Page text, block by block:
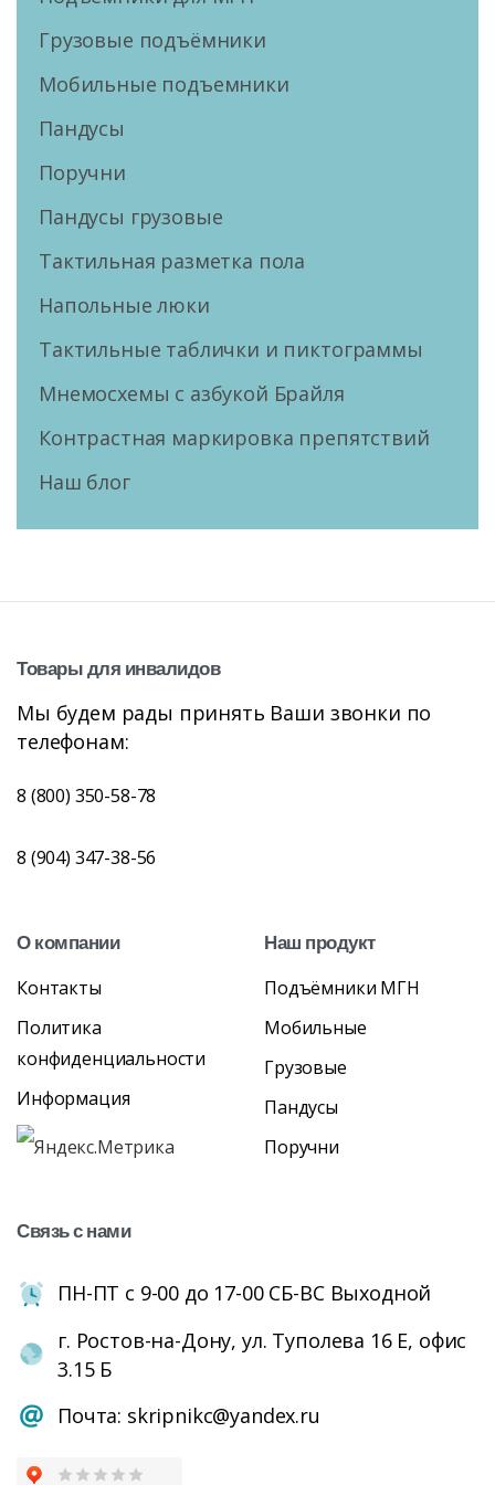
Грузовые подъёмники
Мобильные подъемники
Пандусы
Поручни
Пандусы грузовые
Тактильная разметка пола
Напольные люки
Тактильные таблички и пиктограммы
Мнемосхемы с азбукой Брайля
Контрастная маркировка препятствий
Наш блог
Товарыдля инвалидов
Мы будем рады принять Ваши звонки по
телефонам:
8 (800) 350-58-78
8 (904) 347-38-56
Окомпании
Контакты
Политика
конфиденциальности
Информация
Наш продукт
Подъёмники МГН
Мобильные
Грузовые
Пандусы
Поручни
Связьснами
ПН-ПТ с 9-00 до 17-00 СБ-ВС Выходной
г. Ростов-на-Дону, ул. Туполева 16 Е, офис
3.15 Б
Почта: skripnikc@yandex.ru